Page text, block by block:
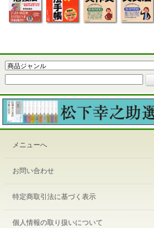
メニューへ
お問い合わせ
特定商取引法に基づく表示
個人情報の取り扱いについて